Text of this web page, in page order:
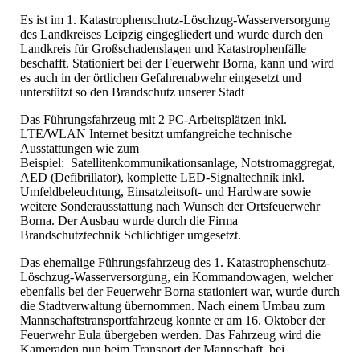
Es ist im 1. Katastrophenschutz-Löschzug-Wasserversorgung
des Landkreises Leipzig eingegliedert und wurde durch den
Landkreis für Großschadenslagen und Katastrophenfälle
beschafft. Stationiert bei der Feuerwehr Borna, kann und wird
es auch in der örtlichen Gefahrenabwehr eingesetzt und
unterstützt so den Brandschutz unserer Stadt
Das Führungsfahrzeug mit 2 PC-Arbeitsplätzen inkl.
LTE/WLAN Internet besitzt umfangreiche technische
Ausstattungen wie zum
Beispiel: Satellitenkommunikationsanlage, Notstromaggregat,
AED (Defibrillator), komplette LED-Signaltechnik inkl.
Umfeldbeleuchtung, Einsatzleitsoft- und Hardware sowie
weitere Sonderausstattung nach Wunsch der Ortsfeuerwehr
Borna. Der Ausbau wurde durch die Firma
Brandschutztechnik Schlichtiger umgesetzt.
Das ehemalige Führungsfahrzeug des 1. Katastrophenschutz-
Löschzug-Wasserversorgung, ein Kommandowagen, welcher
ebenfalls bei der Feuerwehr Borna stationiert war, wurde durch
die Stadtverwaltung übernommen. Nach einem Umbau zum
Mannschaftstransportfahrzeug konnte er am 16. Oktober der
Feuerwehr Eula übergeben werden. Das Fahrzeug wird die
Kameraden nun beim Transport der Mannschaft, bei